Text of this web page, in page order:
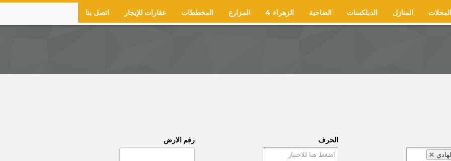
اتصل بنا عقارات للإيجار المخططات المزارع الزهراء 4 الضاحية الدبلكسات المنازل المحلات
الحرف رقم الارض